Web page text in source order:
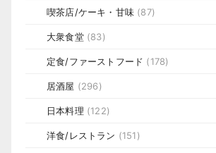
喫茶店/ケーキ・甘味 (87)
大衆食堂(83)
定食/ファーストフード (178)
居酒屋 (296)
日本料理 (122)
洋食/レストラン (151)